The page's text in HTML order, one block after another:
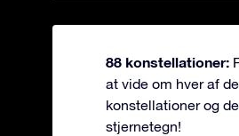
88 konstellationer:
at vide om hver af
konstellationer og
stjernetegn!